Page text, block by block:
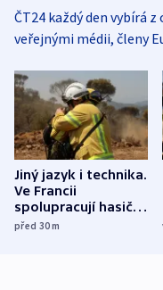
ČT24 každý den vybírá
veřejnými médii, členy
Jiný jazyk i technika.
Ve Francii
spolupracují hasiči z
různých zemí
před 30m